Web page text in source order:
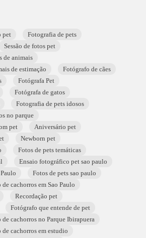
pet
Fotografia de pets
Sessão de fotos pet
de animais
de estimação
Fotógrafo de cães
Fotógrafa Pet
Fotógrafa de gatos
Fotografia de pets idosos
no parque
pet
Aniversário pet
Newborn pet
Fotos de pets temáticas
Ensaio fotográfico pet sao paulo
Fotos de pets sao paulo
cachorros em Sao Paulo
Recordação pet
Fotógrafo que entende de pet
cachorros no Parque Ibirapuera
cachorros em estudio